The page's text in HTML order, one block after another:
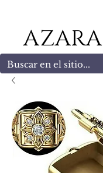
AZARA